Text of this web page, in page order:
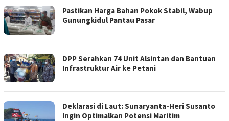
Pastikan Harga Bahan Pokok Stabil, Wabup
Gunungkidul Pantau Pasar
DPP Serahkan 74 Unit Alsintan dan Bantuan
Infrastruktur Air ke Petani
Deklarasi di Laut: Sunaryanta-Heri Susanto
Ingin Optimalkan Potensi Maritim